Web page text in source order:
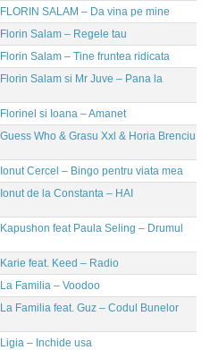
SALAM – Da vina pe mine
Salam – Regele tau
Salam – Tine fruntea ridicata
Salam si Mr Juve – Pana la
si Ioana – Amanet
Who & Grasu Xxl & Horia Brenciu
Cercel – Bingo pentru viata mea
de la Constanta – HAI
feat Paula Seling – Drumul
feat. Keed – Radio
Familia – Voodoo
Familia feat. Guz – Codul Bunelor
– Inchide usa